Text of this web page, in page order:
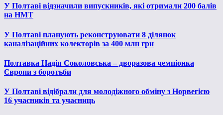
У Полтаві відзначили випускників, які отримали 200 балів
на НМТ
У Полтаві планують реконструювати 8 ділянок
каналізаційних колекторів за 400 млн грн
Полтавка Надія Соколовська – дворазова чемпіонка
Європи з боротьби
У Полтаві відібрали для молодіжного обміну з Норвегією
16 учасників та учасниць